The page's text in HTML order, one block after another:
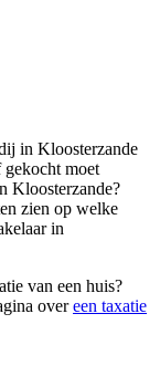
in Kloosterzande
gekocht moet
Kloosterzande?
zien op welke
in
van een huis?
overeen taxatie